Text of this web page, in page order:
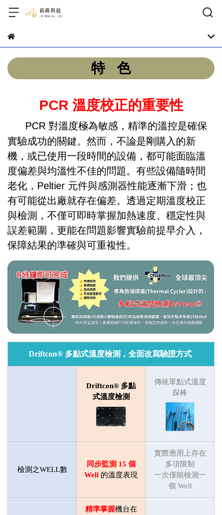
特 色
PCR 溫度校正的重要性
PCR 對溫度極為敏感，精準的溫控是確保
實驗成功的關鍵。然而，不論是剛購入的新
機，或已使用一段時間的設備，都可能面臨溫
度偏差與均溫性不佳的問題。有些設備隨時間
老化，Peltier 元件與感測器性能逐漸下滑；也
有可能從出廠就存在偏差。透過定期溫度校正
與檢測，不僅可即時掌握加熱速度、穩定性與
誤差範圍，更能在問題影響實驗前提早介入，
保障結果的準確與可重複性。
Driftcon® 多點式溫度檢測，全面改寫驗證方式
Driftcon® 多點
式溫度檢測
傳統單點式溫度
探棒
檢測之WELL數
同步監測 15 個
Well 的溫度表現
實際應用上存在
多項限制
一次僅能檢測一
個 Well
精準掌握機台在